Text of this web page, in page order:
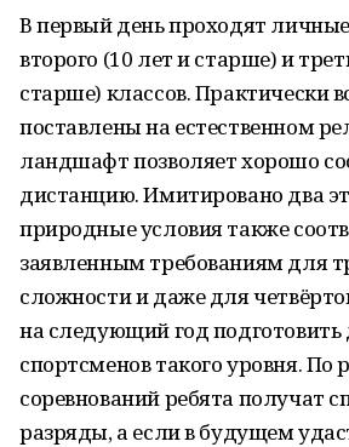
В первый день проходят
второго (10 лет и старше) и
старше) классов. Практически
поставлены на естественном
ландшафт позволяет хорошо
дистанцию. Имитировано два
природные условия также
заявленным требованиям для
сложности и даже для
на следующий год
спортсменов такого уровня. По
соревнований ребята получат
разряды, а если в будущем